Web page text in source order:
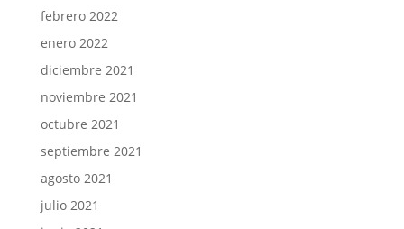
febrero 2022
enero 2022
diciembre 2021
noviembre 2021
octubre 2021
septiembre 2021
agosto 2021
julio 2021